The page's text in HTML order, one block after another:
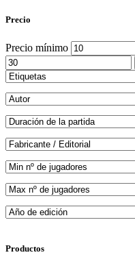
Precio
Precio mínimo
Productos